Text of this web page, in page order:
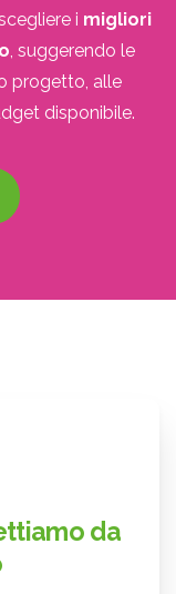
i migliori
, suggerendo le
progetto, alle
disponibile.
da